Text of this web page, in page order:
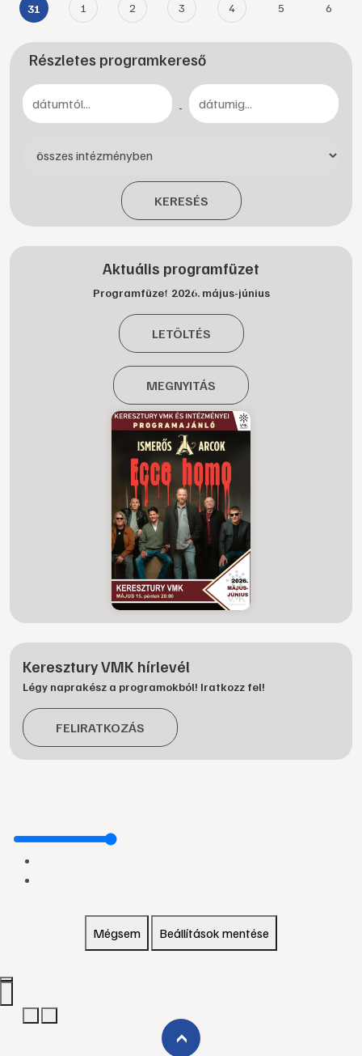
31 1 2 3 4 5 6
Részletes programkereső
-
KERESÉS
Aktuális programfüzet
Programfüzet 2026. május-június
LETÖLTÉS
MEGNYITÁS
Keresztury VMK hírlevél
Légy naprakész a programokból! Iratkozz fel!
FELIRATKOZÁS
Mégsem Beállítások mentése
›